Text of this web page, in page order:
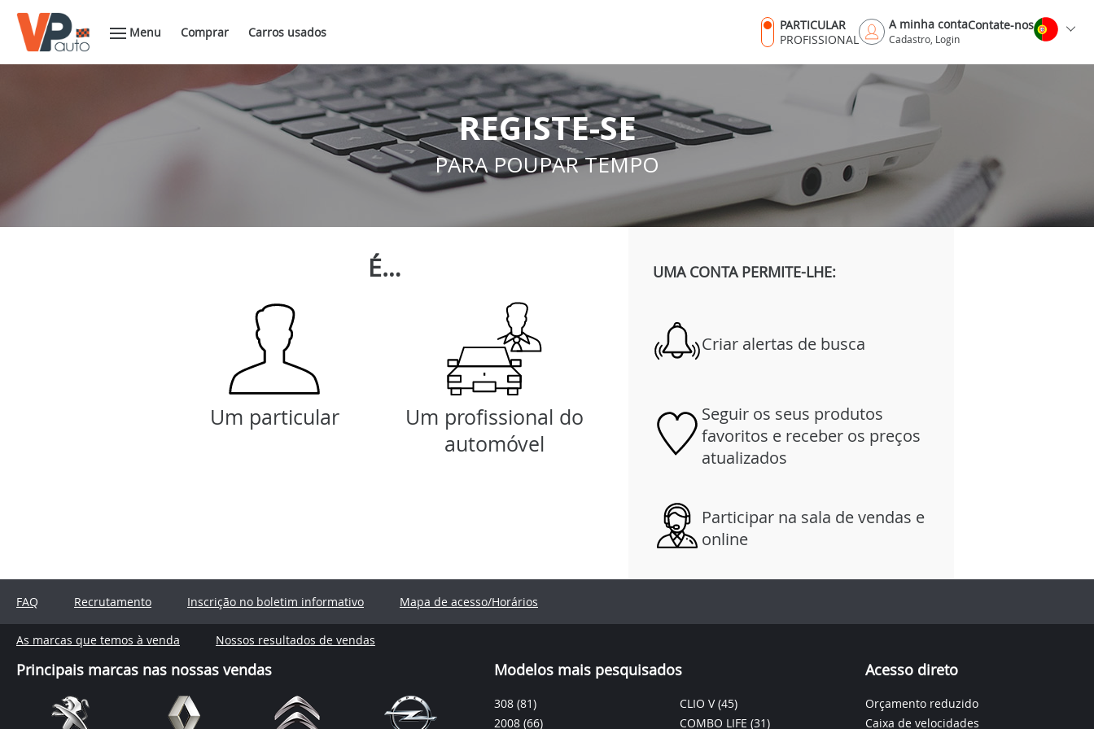
Menu Comprar Carros usados
PARTICULAR
PROFISSIONAL
A minha conta
Cadastro, Login
Contate-nos
REGISTE-SE
PARA POUPAR TEMPO
É…
Um particular
Um profissional do
automóvel
UMA CONTA PERMITE-LHE:
Criar alertas de busca
Seguir os seus produtos
favoritos e receber os preços
atualizados
Participar na sala de vendas e
online
FAQ Recrutamento Inscrição no boletim informativo Mapa de acesso/Horários
As marcas que temos à venda Nossos resultados de vendas
Principais marcas nas nossas vendas Modelos mais pesquisados
308 (81)
2008 (66)
CLIO V(45)
COMBO LIFE (31)
Acesso direto
Orçamento reduzido
Caixa de velocidades